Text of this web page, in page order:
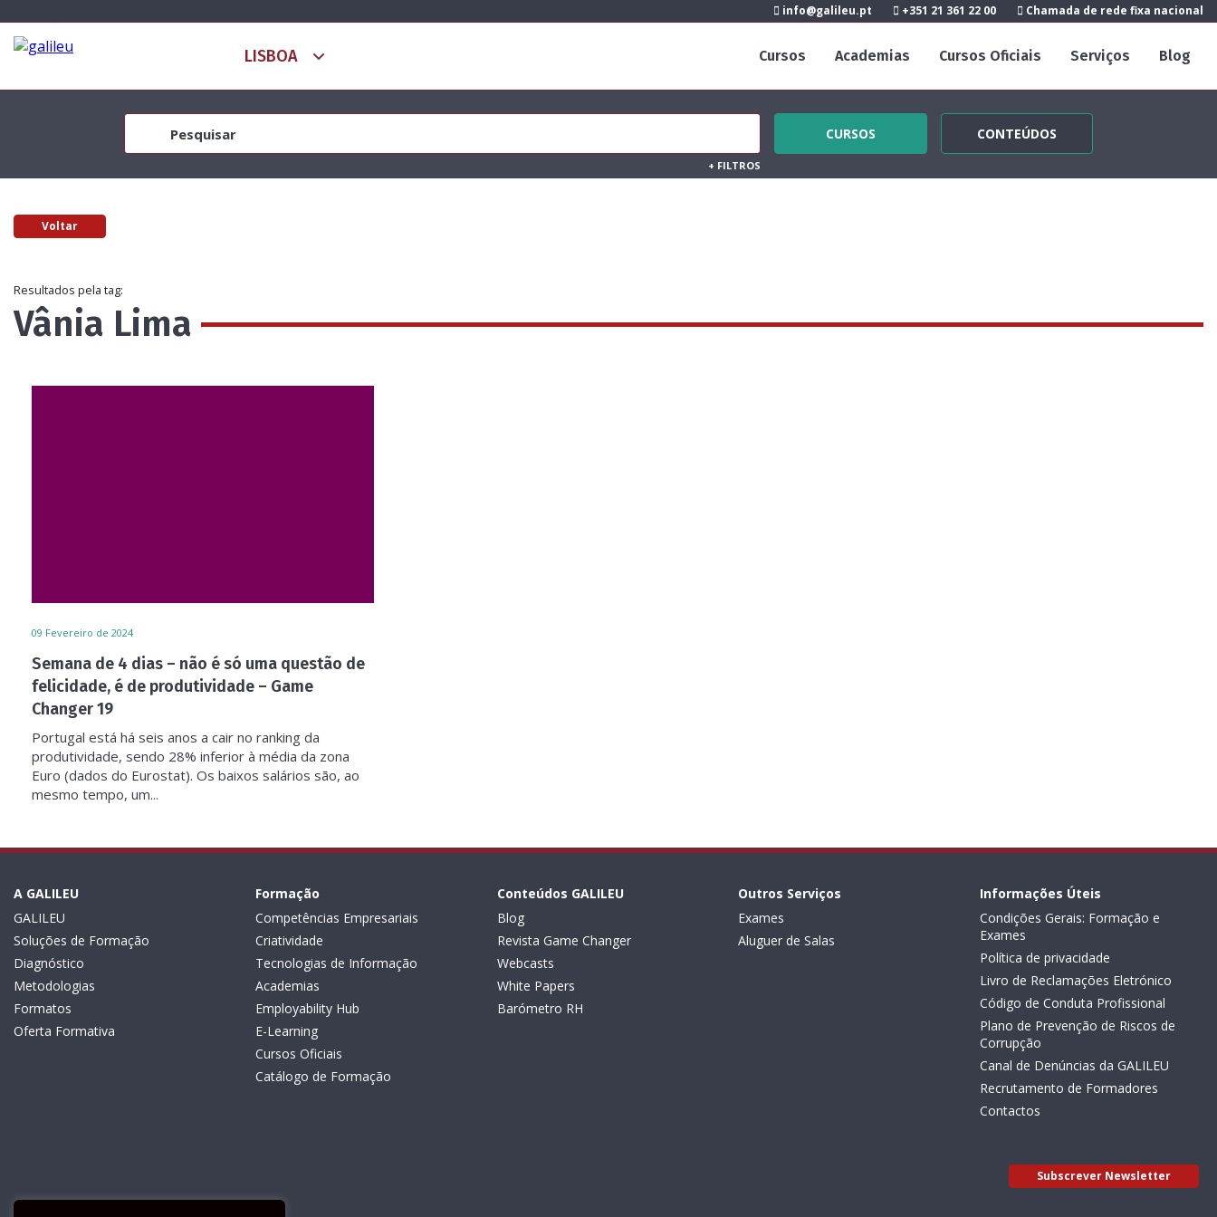
info@galileu.pt +351 21 361 22 00 Chamada de rede fixa nacional
Cursos Academias Cursos Oficiais Serviços Blog
CURSOS CONTEÚDOS
+ FILTROS
Voltar
Resultados pela tag:
Vânia Lima
09 Fevereiro de 2024
Semana de 4 dias – não é só uma questão de
felicidade, é de produtividade – Game
Changer 19
Portugal está há seis anos a cair no ranking da
produtividade, sendo 28% inferior à média da zona
Euro (dados do Eurostat). Os baixos salários são, ao
mesmo tempo, um...
A GALILEU
GALILEU
Soluções de Formação
Diagnóstico
Metodologias
Formatos
Oferta Formativa
Formação
Competências Empresariais
Criatividade
Tecnologias de Informação
Academias
Employability Hub
E-Learning
Cursos Oficiais
Catálogo de Formação
Conteúdos GALILEU
Blog
Revista Game Changer
Webcasts
White Papers
Barómetro RH
Outros Serviços
Exames
Aluguer de Salas
Informações Úteis
Condições Gerais: Formação e
Exames
Política de privacidade
Livro de Reclamações Eletrónico
Código de Conduta Profissional
Plano de Prevenção de Riscos de
Corrupção
Canal de Denúncias da GALILEU
Recrutamento de Formadores
Contactos
Subscrever Newsletter